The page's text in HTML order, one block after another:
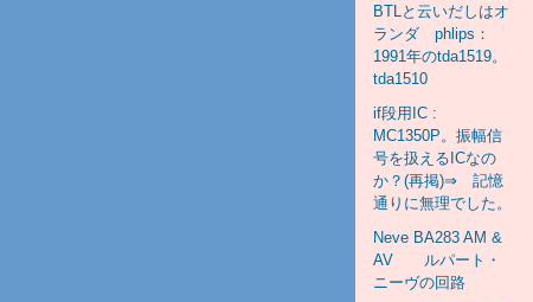
BTLと云いだしはオ
ランダ phlips：
1991年のtda1519。
tda1510
if段用IC :
MC1350P。振幅信
号を扱えるICなの
か？(再掲)⇒ 記憶
通りに無理でした。
Neve BA283 AM &
AV ルパート・
ニーヴの回路